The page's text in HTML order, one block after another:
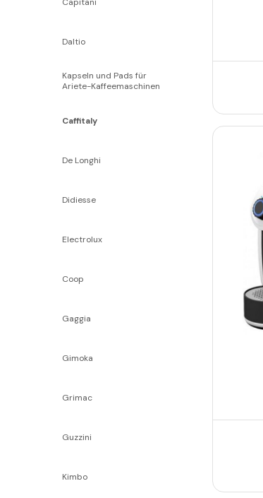
Daltio
Kapseln und Pads für
Ariete-Kaffeemaschinen
Caffitaly
De Longhi
Didiesse
Electrolux
Coop
Gaggia
Gimoka
Grimac
Guzzini
Kimbo